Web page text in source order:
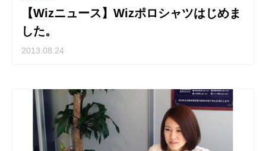
【Wizニュース】Wizポロシャツはじめま
した。
2013.08.24